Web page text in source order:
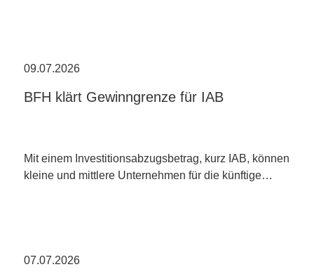
09.07.2026
BFH klärt Gewinngrenze für IAB
Mit einem Investitionsabzugsbetrag, kurz IAB, können
kleine und mittlere Unternehmen für die künftige…
07.07.2026